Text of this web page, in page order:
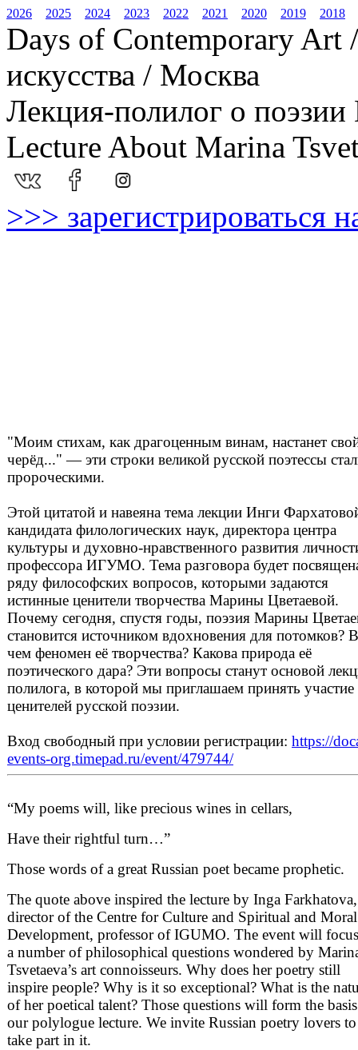
2026 2025 2024 2023 2022 2021 2020 2019 2018
Days of Contemporary Art
искусства / Москва
Лекция-полилог о
Lecture About Marina
>>> зарегистрироваться
"Моим стихам, как драгоценным винам, настанет
черёд..." — эти строки великой русской поэтессы
пророческими.
Этой цитатой и навеяна тема лекции Инги
кандидата филологических наук, директора центра
культуры и духовно-нравственного развития
профессора ИГУМО. Тема разговора будет
ряду философских вопросов, которыми задаются
истинные ценители творчества Марины Цветаевой.
Почему сегодня, спустя годы, поэзия Марины
становится источником вдохновения для потомков? В
чем феномен её творчества? Какова природа её
поэтического дара? Эти вопросы станут основой
полилога, в которой мы приглашаем принять участие
ценителей русской поэзии.
Вход свободный при условии регистрации: https://
events-org.timepad.ru/event/479744/
“My poems will, like precious wines in cellars,
Have their rightful turn…”
Those words of a great Russian poet became prophetic.
The quote above inspired the lecture by Inga Farkhatova,
director of the Centre for Culture and Spiritual and Moral
Development, professor of IGUMO. The event will
a number of philosophical questions wondered by
Tsvetaeva’s art connoisseurs. Why does her poetry still
inspire people? Why is it so exceptional? What is the
of her poetical talent? Those questions will form the
our polylogue lecture. We invite Russian poetry lovers to
take part in it.